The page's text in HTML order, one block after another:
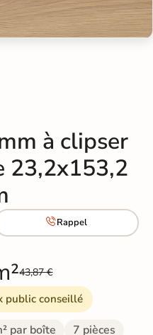
à clipser
23,2x153,2
Rappel
43,87 €
public conseillé
par boîte 7 pièces